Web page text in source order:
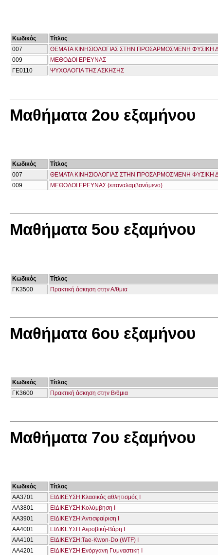
Κωδικός
Τίτλος
007
ΘΕΜΑΤΑ ΚΙΝΗΣΙΟΛΟΓΙΑΣ ΣΤΗΝ ΠΡΟΣΑΡΜΟΣΜΕΝΗ ΦΥΣΙΚΗ
009
ΜΕΘΟΔΟΙ ΕΡΕΥΝΑΣ
ΓΕ0110
ΨΥΧΟΛΟΓΙΑ ΤΗΣ ΑΣΚΗΣΗΣ
Μαθήματα 2ου εξαμήνου
Κωδικός
Τίτλος
007
ΘΕΜΑΤΑ ΚΙΝΗΣΙΟΛΟΓΙΑΣ ΣΤΗΝ ΠΡΟΣΑΡΜΟΣΜΕΝΗ ΦΥΣΙΚΗ
009
ΜΕΘΟΔΟΙ ΕΡΕΥΝΑΣ (επαναλαμβανόμενο)
Μαθήματα 5ου εξαμήνου
Κωδικός
Τίτλος
ΓΚ3500
Πρακτική άσκηση στην Α/θμια
Μαθήματα 6ου εξαμήνου
Κωδικός
Τίτλος
ΓΚ3600
Πρακτική άσκηση στην Β/θμια
Μαθήματα 7ου εξαμήνου
Κωδικός
Τίτλος
ΑΑ3701
ΕΙΔΙΚΕΥΣΗ:Κλασικός αθλητισμός Ι
ΑΑ3801
ΕΙΔΙΚΕΥΣΗ:Κολύμβηση Ι
ΑΑ3901
ΕΙΔΙΚΕΥΣΗ:Αντισφαίριση Ι
ΑΑ4001
ΕΙΔΙΚΕΥΣΗ:Αεροβική-Βάρη Ι
ΑΑ4101
ΕΙΔΙΚΕΥΣΗ:Tae-Kwon-Do (WTF) Ι
ΑΑ4201
ΕΙΔΙΚΕΥΣΗ:Ενόργανη Γυμναστική Ι